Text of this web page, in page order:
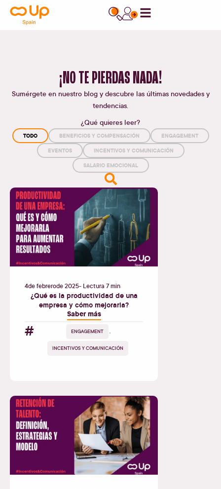
¡NO TE PIERDAS NADA!
Sumérgete en nuestro blog y descubre las últimas novedades y
tendencias.
¿Qué quieres leer?
BENEFICIOS Y COMPENSACIÓN
ENGAGEMENT
EVENTOS
INCENTIVOS Y COMUNICACIÓN
SALARIO EMOCIONAL
TODO
4defebrerode2025- Lectura 7 min
¿Qué es la productividad de una
empresa y cómo mejorarla?
Saber más
# ENGAGEMENT
INCENTIVOS Y COMUNICACIÓN